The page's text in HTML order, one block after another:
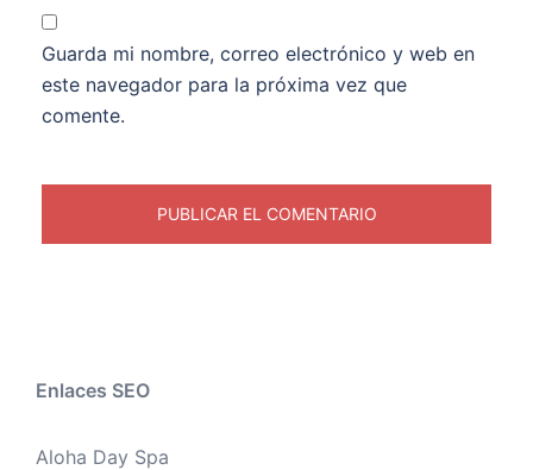
Guarda mi nombre, correo electrónico y web en
este navegador para la próxima vez que
comente.
Enlaces SEO
Aloha Day Spa